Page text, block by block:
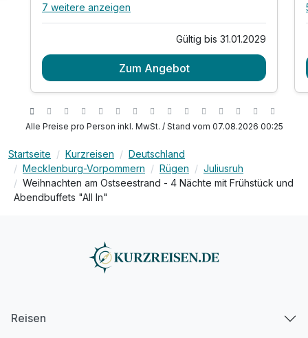
Alle Inklusivleistungen
1 x reichhaltiges Genießer-Frühstücksbuffet
inkl. Eintritt in den 1.600qm Wellnessbereich
Kneippbank
inkl. Badespass für die ganze Familie
inkl. Nutzung des Freizeitbereiches & Fitness
inkl. Nutzung W-Lan
7 weitere anzeigen
Gültig bis 31.01.2029
Zum Angebot
Alle Preise pro Person inkl. MwSt. / Stand vom 07.08.2026 00:25
Startseite Kurzreisen
Deutschland
Mecklenburg-Vorpommern
Rügen
Juliusruh
Weihnachten am Ostseestrand - 4 Nächte mit Frühstück und
Abendbuffets "All In"
Reisen